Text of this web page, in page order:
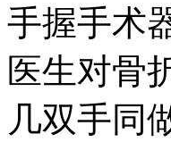
手握手术
医生对骨
几双手同